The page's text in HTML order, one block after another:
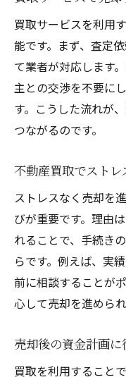
買取サービスを利用
能です。まず、査定
て業者が対応します
主との交渉を不要に
す。こうした流れが
つながるのです。
不動産買取でスト
ストレスなく売却を
びが重要です。理由
れることで、手続き
らです。例えば、実
前に相談することが
心して売却を進められ
売却後の資金計画
買取を利用すること